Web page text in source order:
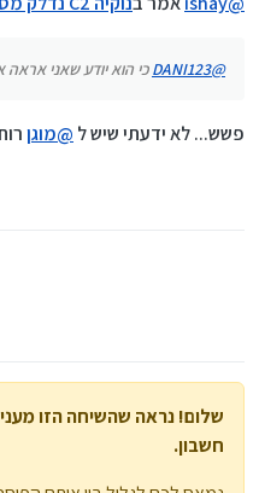
אז כל פעם
@
DANI123כי הוא יודע שאני
פשש... לא ידעתי שיש ל @מוגן
שלום! נראה שהשיחה הזו
חשבון.